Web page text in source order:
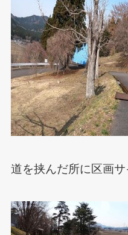
道を挟んだ所に区画